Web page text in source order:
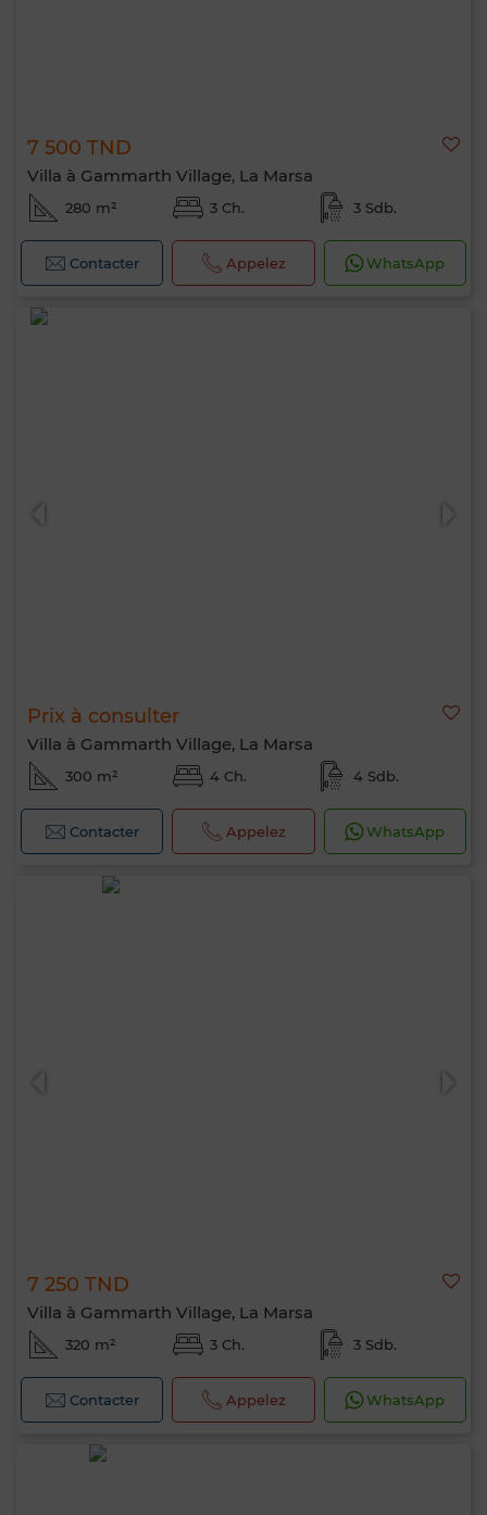
7 500 TND
Villa à Gammarth Village, La Marsa
280 m² 3 Ch. 3 Sdb.
Contacter Appelez WhatsApp
Prix à consulter
Villa à Gammarth Village, La Marsa
300 m² 4 Ch. 4 Sdb.
Contacter Appelez WhatsApp
7 250 TND
Villa à Gammarth Village, La Marsa
320 m² 3 Ch. 3 Sdb.
Contacter Appelez WhatsApp